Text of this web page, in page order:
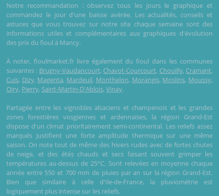
Notre recommandation : observez tous les jours le graphique et
commandez le jour d'une baisse avérée. Les actualités, conseils et
astuces que vous trouvez sur notre site chaque semaine sont des
informations utiles et complémentaires aux graphiques d'évolution
des prix du fioul à Mancy.
À noter, fioulmarket.fr livre également du fioul dans les communes
suivantes : Brugny-Vaudancourt, Chavot-Courcourt, Chouilly, Cramant,
Cuis, Dizy, Magenta, Mardeuil, Monthelon, Morangis, Moslins, Moussy,
Oiry, Pierry, Saint-Martin-D'Ablois, Vinay.
Partagée entre les vignobles alsaciens et champenois et les grandes
zones forestières vosgiennes et ardennaises, la région Grand-Est
dispose d'un climat prioritairement semi-continental. Les reliefs assez
marqués justifient une forte amplitude thermique sur une même
saison. On note tout de même des hivers rudes avec de fortes chutes
de neige, et des étés chauds et secs faisant souvent grimper les
températures au-dessus de 25°C. Sont relevées en moyenne chaque
année entre 550 et 700 mm de pluies par an sur la région Grand-Est.
Bien que similaire à celle d'Ile-de-France, la pluviométrie est
logiquement plus intense sur les reliefs.